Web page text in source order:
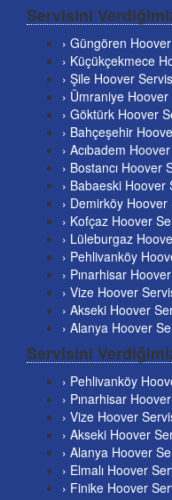
Servisini
› Güngören
› Küçükçekmece
› Şile Hoover
› Ümraniye
› Göktürk Hoover
› Bahçeşehir
› Acıbadem
› Bostancı Hoover
› Babaeski Hoover
› Demirköy Hoover
› Kofçaz Hoover
› Lüleburgaz
› Pehlivanköy
› Pınarhisar
› Vize Hoover
› Akseki Hoover
› Alanya Hoover
Servisini
› Pehlivanköy
› Pınarhisar
› Vize Hoover
› Akseki Hoover
› Alanya Hoover
› Elmalı Hoover
› Finike Hoover